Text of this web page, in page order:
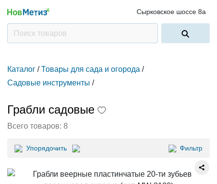
Сырковское шоссе 8а
Каталог / Товары для сада и огорода /
Садовые инструменты /
Грабли садовые
Всего товаров: 8
Упорядочить Фильтр